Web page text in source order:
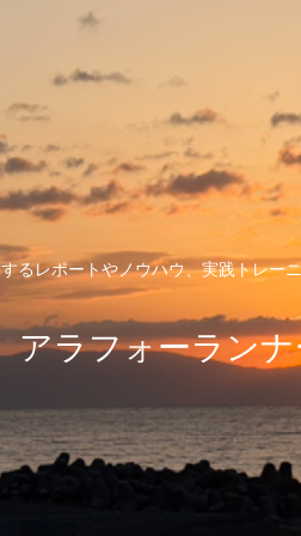
るレポートやノウハウ、実践トレ
アラフォーラン